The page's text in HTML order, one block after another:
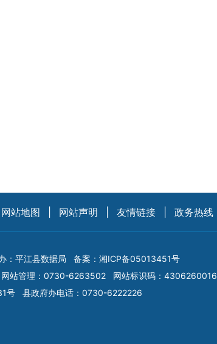
网站地图 网站声明 友情链接 政务热线
：平江县数据局 备案： 湘ICP备05013451号
网站管理：0730-6263502
网站标识码：4306260016
号
县政府办电话：0730-6222226